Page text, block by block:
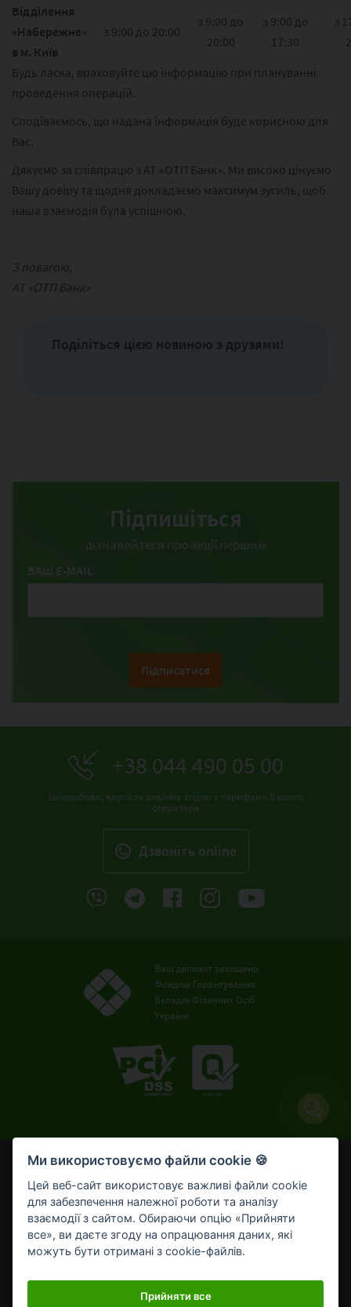
Відділення
«Набережне»
в м. Київ
з 9:00 до 20:00
з 9:00 до
20:00
з 9:00 до
17:30
з
Будь ласка, враховуйте цю інформацію при плануванні
проведення операцій.
Сподіваємось, що надана інформація буде корисною для
Вас.
Дякуємо за співпрацю з АТ «ОТП Банк». Ми високо цінуємо
Вашу довіру та щодня докладаємо максимум зусиль, щоб
наша взаємодія була успішною.
З повагою,
АТ «ОТП Банк»
Поділіться цією новиною з друзями!
Підпишіться
дізнавайтеся про акції першим
ВАШ E-MAIL
Підписатися
+38 044 490 05 00
Цілодобово, вартість дзвінків згідно з тарифами Вашого
оператора
Дзвонiть online
Ваш депозит захищено
Фондом Гарантування
Вкладів Фізичних Осіб
України
© OTP Bank, 2008-2026. Усі права захищені.
Ліцензія НБУ № 191 від 05.10.2011 р.
Внесено до Державного реєстру банків №273
від 02.03.1998 р.
Умови використання
Bикористання cookie-файлів
Мобільний застосунок OTP Bank UA для приватних клієнтів
Ми використовуємо файли cookie 🍪
Цей веб-сайт використовує важливі файли cookie
для забезпечення належної роботи та аналізу
взаємодії з сайтом. Обираючи опцію «Прийняти
все», ви даєте згоду на опрацювання даних, які
можуть бути отримані з cookie-файлів.
Прийняти все